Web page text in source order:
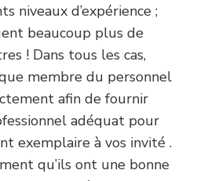
niveaux d’expérience ;
beaucoup plus de
! Dans tous les cas,
membre du personnel
afin de fournir
adéquat pour
exemplaire à vos invité .
qu’ils ont une bonne